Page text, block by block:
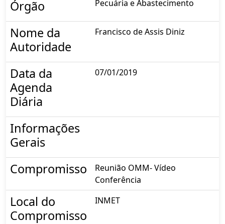
Órgão Pecuária e Abastecimento
Nome da
Autoridade
Francisco de Assis Diniz
Data da
Agenda
Diária
07/01/2019
Informações
Gerais
Compromisso
Reunião OMM- Vídeo
Conferência
Local do
Compromisso
INMET